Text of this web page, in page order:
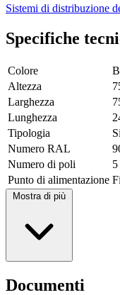
Sistemi di distribuzione
Specifiche
Colore
Altezza
Larghezza
Lunghezza
Tipologia
Numero RAL
Numero di poli
5
Punto di alimentazione
Mostra di più
Documenti